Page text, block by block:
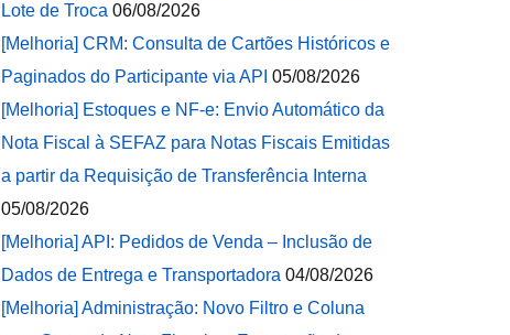
Lote de Troca 06/08/2026
[Melhoria] CRM: Consulta de Cartões Históricos e
Paginados do Participante via API 05/08/2026
[Melhoria] Estoques e NF-e: Envio Automático da
Nota Fiscal à SEFAZ para Notas Fiscais Emitidas
a partir da Requisição de Transferência Interna
05/08/2026
[Melhoria] API: Pedidos de Venda – Inclusão de
Dados de Entrega e Transportadora 04/08/2026
[Melhoria] Administração: Novo Filtro e Coluna